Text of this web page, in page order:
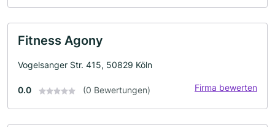
Fitness Agony
Vogelsanger Str. 415, 50829 Köln
0.0 (0 Bewertungen) Firma bewerten